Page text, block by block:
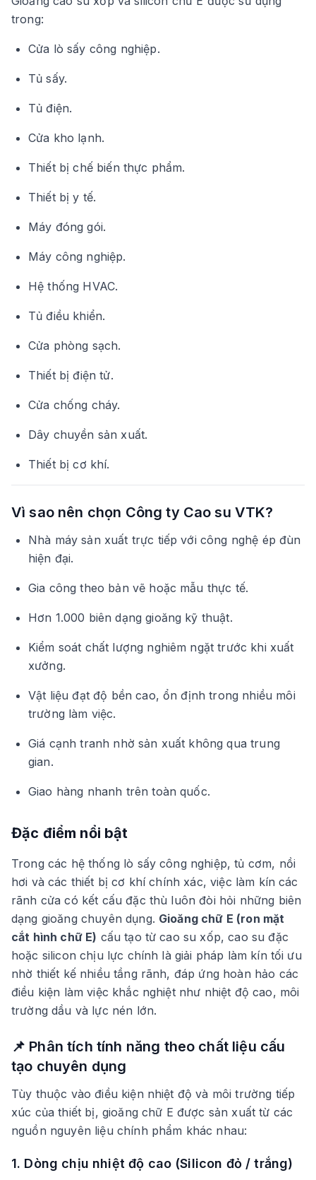
trong:
Cửa lò sấy công nghiệp.
Tủ sấy.
Tủ điện.
Cửa kho lạnh.
Thiết bị chế biến thực phẩm.
Thiết bị y tế.
Máy đóng gói.
Máy công nghiệp.
Hệ thống HVAC.
Tủ điều khiển.
Cửa phòng sạch.
Thiết bị điện tử.
Cửa chống cháy.
Dây chuyền sản xuất.
Thiết bị cơ khí.
Vì sao nên chọn Công ty Cao su VTK?
Nhà máy sản xuất trực tiếp với công nghệ ép đùn
hiện đại.
Gia công theo bản vẽ hoặc mẫu thực tế.
Hơn 1.000 biên dạng gioăng kỹ thuật.
Kiểm soát chất lượng nghiêm ngặt trước khi xuất
xưởng.
Vật liệu đạt độ bền cao, ổn định trong nhiều môi
trường làm việc.
Giá cạnh tranh nhờ sản xuất không qua trung
gian.
Giao hàng nhanh trên toàn quốc.
Đặc điểm nổi bật
Trong các hệ thống lò sấy công nghiệp, tủ cơm, nồi
hơi và các thiết bị cơ khí chính xác, việc làm kín các
rãnh cửa có kết cấu đặc thù luôn đòi hỏi những biên
dạng gioăng chuyên dụng. Gioăng chữ E (ron mặt
cắt hình chữ E) cấu tạo từ cao su xốp, cao su đặc
hoặc silicon chịu lực chính là giải pháp làm kín tối ưu
nhờ thiết kế nhiều tầng rãnh, đáp ứng hoàn hảo các
điều kiện làm việc khắc nghiệt như nhiệt độ cao, môi
trường dầu và lực nén lớn.
📌 Phân tích tính năng theo chất liệu cấu
tạo chuyên dụng
Tùy thuộc vào điều kiện nhiệt độ và môi trường tiếp
xúc của thiết bị, gioăng chữ E được sản xuất từ các
nguồn nguyên liệu chính phẩm khác nhau:
1. Dòng chịu nhiệt độ cao (Silicon đỏ / trắng)